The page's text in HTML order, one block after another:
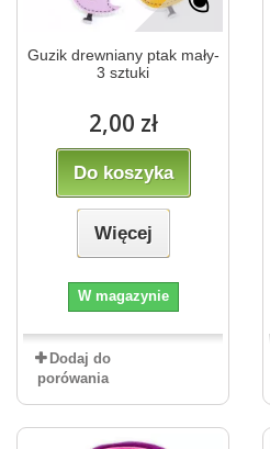
Guzik drewniany ptak mały-
3 sztuki
2,00 zł
Do koszyka
Więcej
W magazynie
Dodaj do
porówania